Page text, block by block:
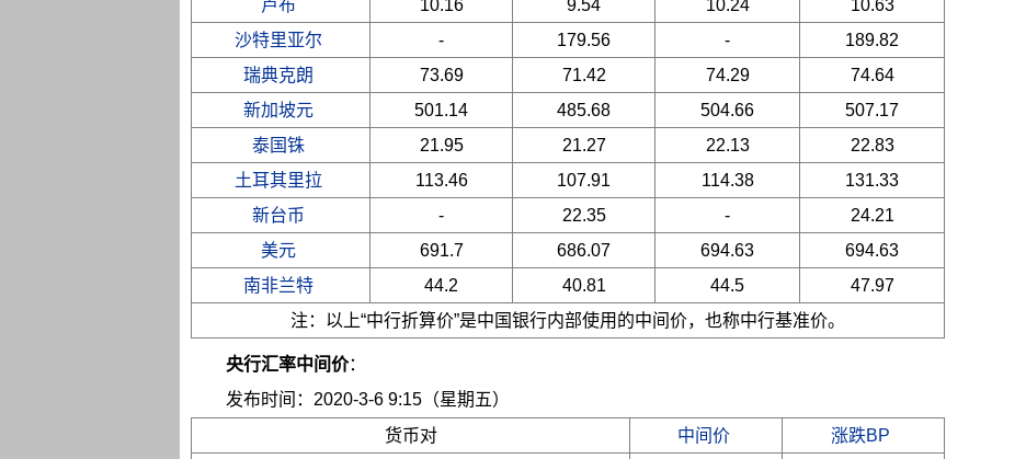
卢布
10.16 9.54 10.24
10.63
沙特里亚尔
- 179.56 -
189.82
瑞典克朗
73.69 71.42 74.29
74.64
新加坡元
501.14 485.68 504.66
507.17
泰国铢
21.95 21.27 22.13
22.83
土耳其里拉
113.46 107.91 114.38
131.33
新台币
- 22.35 -
24.21
美元
691.7 686.07 694.63
694.63
南非兰特
44.2 40.81 44.5
47.97
注：以上“中行折算价”是中国银行内部使用的中间价，也称中行基准价。
央行汇率中间价：
发布时间：2020-3-6 9:15（星期五）
货币对
中间价
涨跌BP